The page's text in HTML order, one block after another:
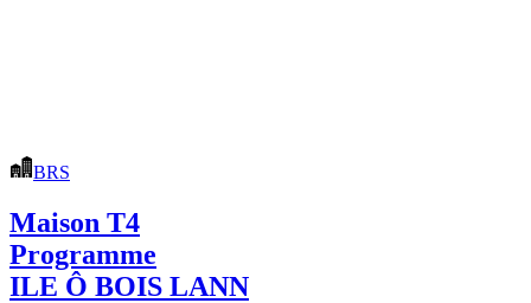
BRS
Maison T4
Programme
ILE Ô BOIS LANN